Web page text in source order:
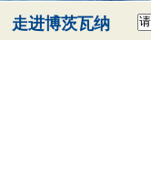
走进博茨瓦纳